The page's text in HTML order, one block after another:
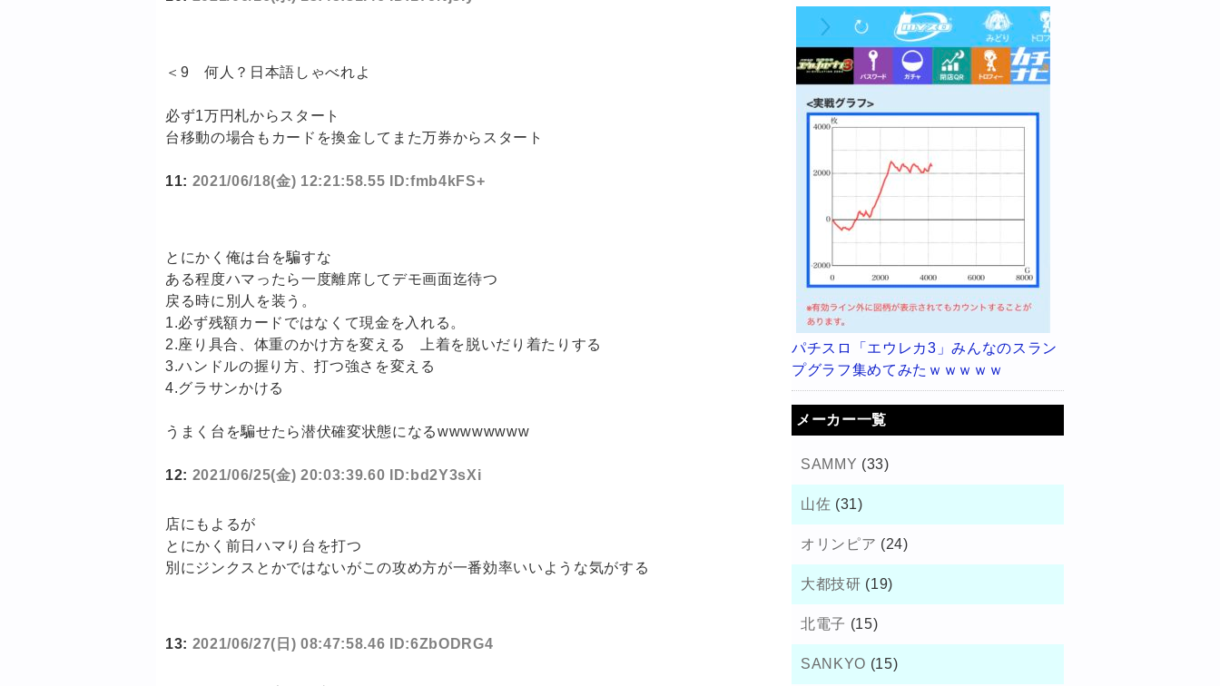
＜9 何人？日本語しゃべれよ
必ず1万円札からスタート
台移動の場合もカードを換金してまた万券からスタート
11: 2021/06/18(金) 12:21:58.55 ID:fmb4kFS+
とにかく俺は台を騙すな
ある程度ハマったら一度離席してデモ画面迄待つ
戻る時に別人を装う。
1.必ず残額カードではなくて現金を入れる。
2.座り具合、体重のかけ方を変える 上着を脱いだり着たりする
3.ハンドルの握り方、打つ強さを変える
4.グラサンかける
うまく台を騙せたら潜伏確変状態になるwwwwwwww
12: 2021/06/25(金) 20:03:39.60 ID:bd2Y3sXi
店にもよるが
とにかく前日ハマり台を打つ
別にジンクスとかではないがこの攻め方が一番効率いいような気がする
13: 2021/06/27(日) 08:47:58.46 ID:6ZbODRG4
パチスロ「エウレカ3」みんなのスラン
プグラフ集めてみたｗｗｗｗｗ
メーカー一覧
SAMMY (33)
山佐 (31)
オリンピア (24)
大都技研 (19)
北電子 (15)
SANKYO (15)